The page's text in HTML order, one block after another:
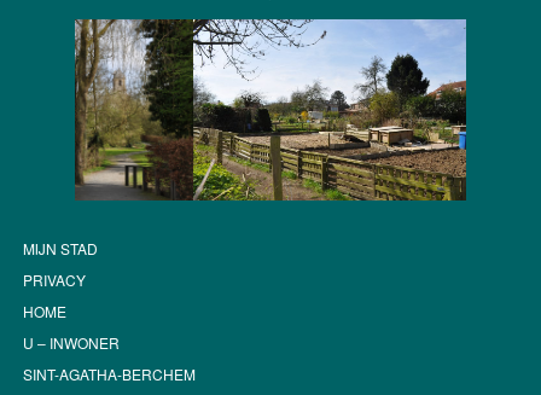
MIJN STAD
PRIVACY
HOME
U – INWONER
SINT-AGATHA-BERCHEM